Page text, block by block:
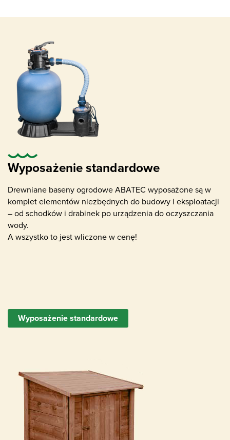
Wyposażenie standardowe
Drewniane baseny ogrodowe ABATEC wyposażone są w
komplet elementów niezbędnych do budowy i eksploatacji
– od schodków i drabinek po urządzenia do oczyszczania
wody.
A wszystko to jest wliczone w cenę!
Wyposażenie standardowe
Skimmer (usuwanie zanieczyszczeń na
Dysze napływowe